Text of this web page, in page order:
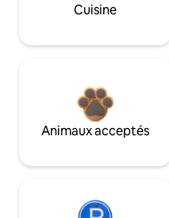
Cuisine
Animaux acceptés